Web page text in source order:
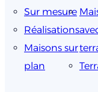
Sur mesure
Réalisations
Maisons sur
plan